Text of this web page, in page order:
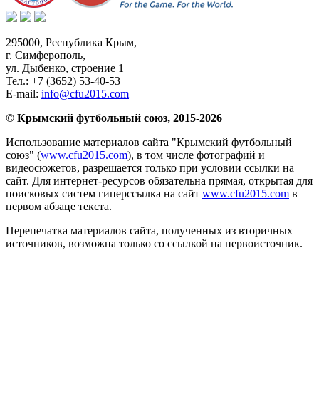
295000, Республика Крым,
г. Симферополь,
ул. Дыбенко, строение 1
Тел.: +7 (3652) 53-40-53
E-mail: info@cfu2015.com
© Крымский футбольный союз, 2015-2026
Использование материалов сайта "Крымский футбольный
союз" (www.cfu2015.com), в том числе фотографий и
видеосюжетов, разрешается только при условии ссылки на
сайт. Для интернет-ресурсов обязательна прямая, открытая для
поисковых систем гиперссылка на сайт www.cfu2015.com в
первом абзаце текста.
Перепечатка материалов сайта, полученных из вторичных
источников, возможна только со ссылкой на первоисточник.